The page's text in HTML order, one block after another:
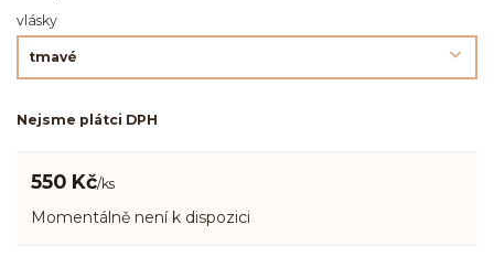
vlásky
Nejsme plátci DPH
550 Kč/ks
Momentálně není k dispozici